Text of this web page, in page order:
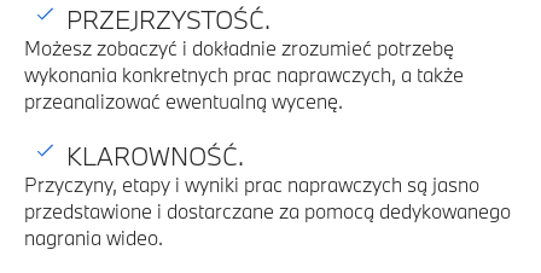
PRZEJRZYSTOŚĆ.
Możesz zobaczyć i dokładnie zrozumieć potrzebę
wykonania konkretnych prac naprawczych, a także
przeanalizować ewentualną wycenę.
KLAROWNOŚĆ.
Przyczyny, etapy i wyniki prac naprawczych są jasno
przedstawione i dostarczane za pomocą dedykowanego
nagrania wideo.